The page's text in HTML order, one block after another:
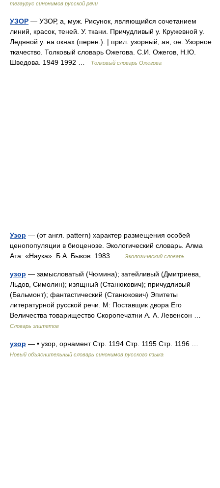
тезаурус синонимов русской речи
УЗОР — УЗОР, а, муж. Рисунок, являющийся сочетанием
линий, красок, теней. У. ткани. Причудливый у. Кружевной у.
Ледяной у. на окнах (перен.). | прил. узорный, ая, ое. Узорное
ткачество. Толковый словарь Ожегова. С.И. Ожегов, Н.Ю.
Шведова. 1949 1992 …
Толковый словарь Ожегова
Узор — (от англ. pattern) характер размещения особей
ценопопуляции в биоценозе. Экологический словарь. Алма
Ата: «Наука». Б.А. Быков. 1983 …
Экологический словарь
узор — замысловатый (Чюмина); затейливый (Дмитриева,
Льдов, Симолин); изящный (Станюкович); причудливый
(Бальмонт); фантастический (Станюкович) Эпитеты
литературной русской речи. М: Поставщик двора Его
Величества товарищество Скоропечатни А. А. Левенсон …
Словарь эпитетов
узор — • узор, орнамент Стр. 1194 Стр. 1195 Стр. 1196 …
Новый объяснительный словарь синонимов русского языка